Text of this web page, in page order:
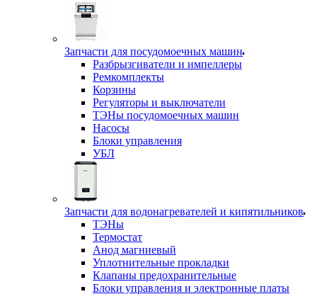
Запчасти для посудомоечных машин
Разбрызгиватели и импеллеры
Ремкомплекты
Корзины
Регуляторы и выключатели
ТЭНы посудомоечных машин
Насосы
Блоки управления
УБЛ
Запчасти для водонагревателей и кипятильников
ТЭНы
Термостат
Анод магниевый
Уплотнительные прокладки
Клапаны предохранительные
Блоки управления и электронные платы